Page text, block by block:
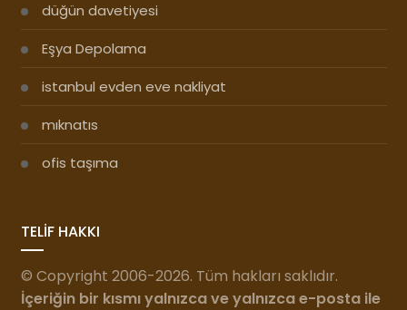
düğün davetiyesi
Eşya Depolama
istanbul evden eve nakliyat
mıknatıs
ofis taşıma
TELİF HAKKI
© Copyright 2006-2026. Tüm hakları saklıdır.
İçeriğin bir kısmı yalnızca ve yalnızca e-posta ile